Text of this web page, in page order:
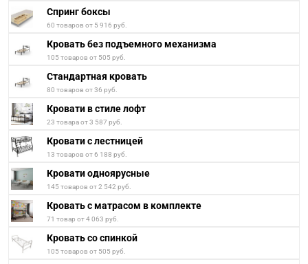
Спринг боксы
60 товаров от 5 916 руб.
Кровать без подъемного механизма
105 товаров от 505 руб.
Стандартная кровать
80 товаров от 36 руб.
Кровати в стиле лофт
23 товара от 3 587 руб.
Кровати с лестницей
13 товаров от 6 188 руб.
Кровати одноярусные
145 товаров от 2 542 руб.
Кровать с матрасом в комплекте
71 товар от 4 063 руб.
Кровать со спинкой
105 товаров от 505 руб.